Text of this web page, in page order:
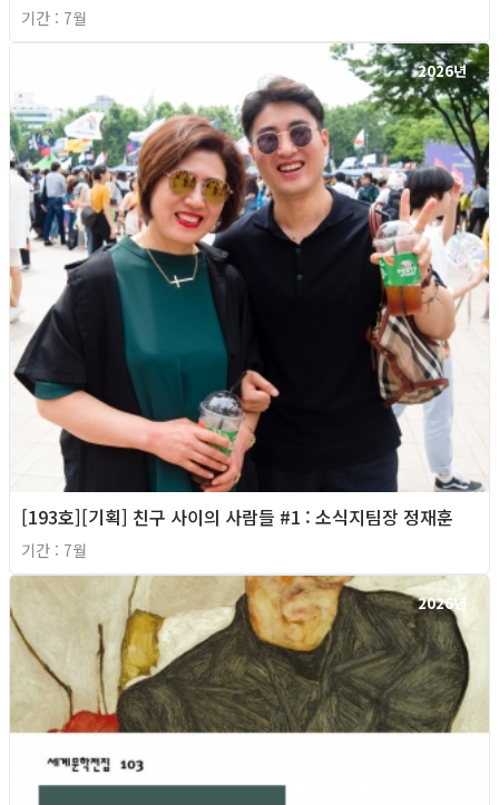
기간 : 7월
2026년
[193호][기획] 친구 사이의 사람들 #1 : 소식지팀장 정재훈
기간 : 7월
2026년